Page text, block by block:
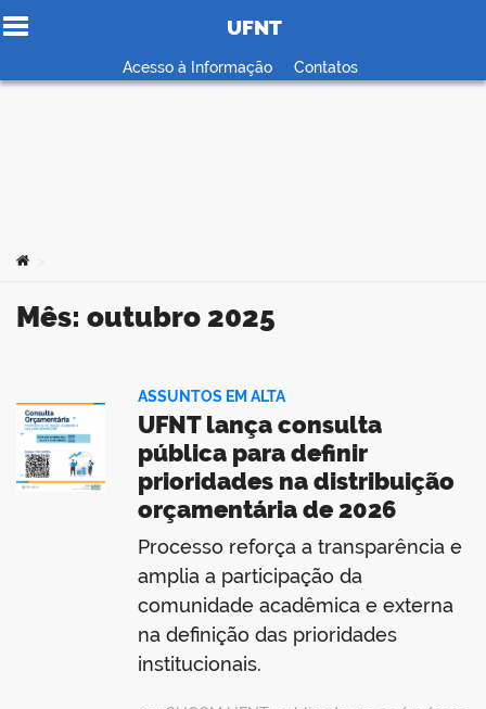
Ir para o conteúdo
UFNT
Acesso à Informação Contatos
Você está aqui:
Mês: outubro 2025
ASSUNTOS EM ALTA
UFNT lança consulta
pública para definir
prioridades na distribuição
orçamentária de 2026
Processo reforça a transparência e
amplia a participação da
comunidade acadêmica e externa
na definição das prioridades
institucionais.